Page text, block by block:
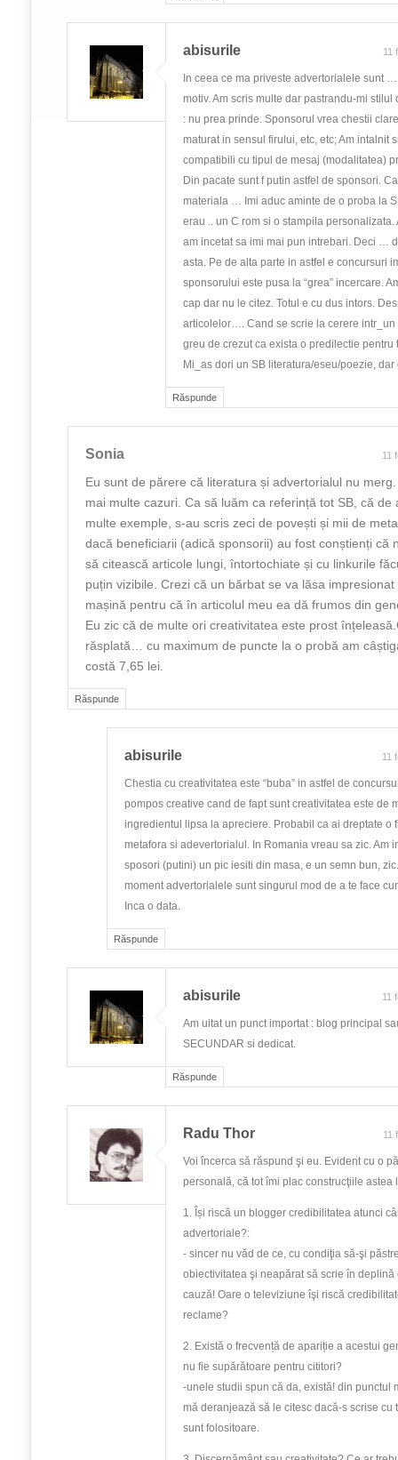
Răspunde
abisurile 11
In ceea ce ma priveste advertorialele sunt
motiv. Am scris multe dar pastrandu-mi stilul
: nu prea prinde. Sponsorul vrea chestii
maturat in sensul firului, etc, etc; Am intalnit
compatibili cu tipul de mesaj (modalitatea)
Din pacate sunt f putin astfel de sponsori.
materiala … Imi aduc aminte de o proba la
erau .. un C rom si o stampila personalizata.
am incetat sa imi mai pun intrebari. Deci …
asta. Pe de alta parte in astfel e concursuri
sponsorului este pusa la “grea” incercare.
cap dar nu le citez. Totul e cu dus intors.
articolelor…. Cand se scrie la cerere intr_un
greu de crezut ca exista o predilectie pentru
Mi_as dori un SB literatura/eseu/poezie,
Răspunde
Sonia 11
Eu sunt de părere că literatura și advertorialul nu
mai multe cazuri. Ca să luăm ca referință tot SB, că de
multe exemple, s-au scris zeci de povești și mii de
dacă beneficiarii (adică sponsorii) au fost conștienți că
să citească articole lungi, întortochiate și cu linkurile
puțin vizibile. Crezi că un bărbat se va lăsa
mașină pentru că în articolul meu ea dă frumos din
Eu zic că de multe ori creativitatea este prost
răsplată… cu maximum de puncte la o probă am
costă 7,65 lei.
Răspunde
abisurile 11
Chestia cu creativitatea este “buba” in astfel de
pompos creative cand de fapt sunt creativitatea este de
ingredientul lipsa la apreciere. Probabil ca ai dreptate o
metafora si adevertorialul. In Romania vreau sa zic. Am
sposori (putini) un pic iesiti din masa, e un semn bun,
moment advertorialele sunt singurul mod de a te face
Inca o data.
Răspunde
abisurile 11
Am uitat un punct importat : blog principal
SECUNDAR si dedicat.
Radu Thor 11
Voi încerca să răspund şi eu. Evident cu o
personală, că tot îmi plac construcţiile astea
1. Își riscă un blogger credibilitatea atunci
advertoriale?:
- sincer nu văd de ce, cu condiţia să-şi
obiectivitatea şi neapărat să scrie în deplină
cauză! Oare o televiziune îşi riscă
reclame?
2. Există o frecvență de apariție a acestui
nu fie supărătoare pentru cititori?
-unele studii spun că da, există! din punctul
mă deranjează să le citesc dacă-s scrise cu
sunt folositoare.